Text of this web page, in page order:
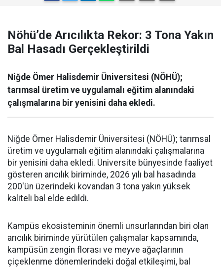
Nöhü’de Arıcılıkta Rekor: 3 Tona Yakın
Bal Hasadı Gerçekleştirildi
Niğde Ömer Halisdemir Üniversitesi (NÖHÜ);
tarımsal üretim ve uygulamalı eğitim alanındaki
çalışmalarına bir yenisini daha ekledi.
Niğde Ömer Halisdemir Üniversitesi (NÖHÜ); tarımsal
üretim ve uygulamalı eğitim alanındaki çalışmalarına
bir yenisini daha ekledi. Üniversite bünyesinde faaliyet
gösteren arıcılık biriminde, 2026 yılı bal hasadında
200'ün üzerindeki kovandan 3 tona yakın yüksek
kaliteli bal elde edildi.
Kampüs ekosisteminin önemli unsurlarından biri olan
arıcılık biriminde yürütülen çalışmalar kapsamında,
kampüsün zengin florası ve meyve ağaçlarının
çiçeklenme dönemlerindeki doğal etkileşimi, bal